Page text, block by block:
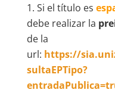
Si el título es
debe realizar la
de la
url: https://
sultaEPTipo?